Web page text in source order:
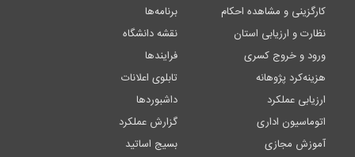
کارگزینی و مشاهده احکام
نظارت و ارزیابی استان
ورود و خروج کسری
هزینه‌کرد پژوهانه
ارزیابی عملکرد
اتوماسیون اداری
آموزش مجازی
برنامه‌ها
نقشه دانشگاه
فرایندها
تابلوی اعلانات
داشبوردها
گزارش عملکرد
بسیج اساتید